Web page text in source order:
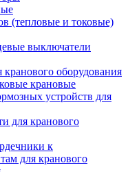
(тепловые и токовые)
выключатели
кранового оборудования
крановые
устройств для
для кранового
к
для кранового